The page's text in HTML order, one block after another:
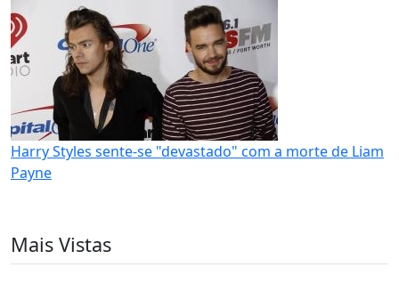
Harry Styles sente-se "devastado" com a morte de Liam
Payne
Mais Vistas